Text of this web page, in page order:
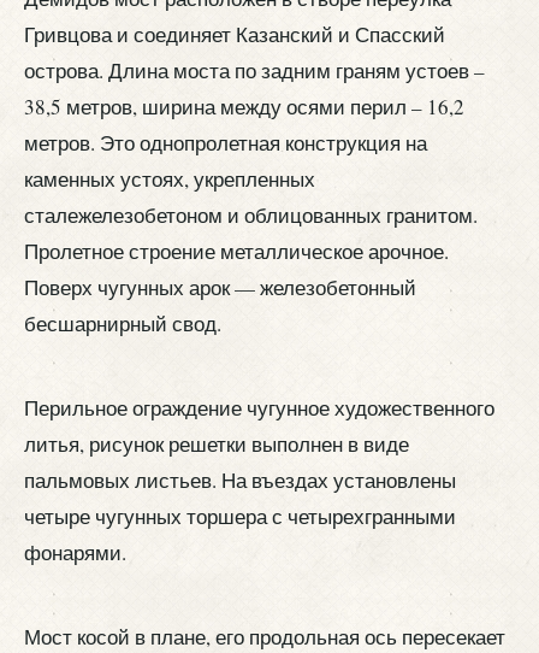
Гривцова и соединяет Казанский и Спасский
острова. Длина моста по задним граням устоев –
38,5 метров, ширина между осями перил – 16,2
метров. Это однопролетная конструкция на
каменных устоях, укрепленных
сталежелезобетоном и облицованных гранитом.
Пролетное строение металлическое арочное.
Поверх чугунных арок — железобетонный
бесшарнирный свод.
Перильное ограждение чугунное художественного
литья, рисунок решетки выполнен в виде
пальмовых листьев. На въездах установлены
четыре чугунных торшера с четырехгранными
фонарями.
Мост косой в плане, его продольная ось пересекает